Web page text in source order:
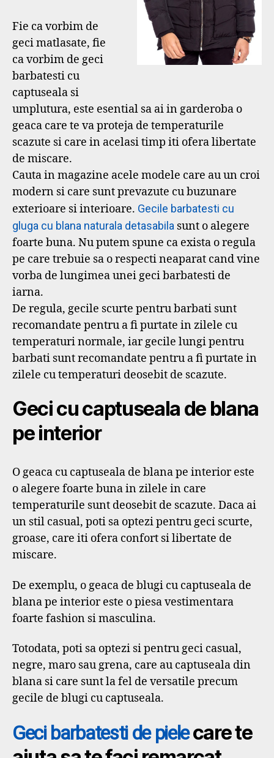
Fie ca vorbim de
geci matlasate, fie
ca vorbim de geci
barbatesti cu
captuseala si
umplutura, este esential sa ai in garderoba o
geaca care te va proteja de temperaturile
scazute si care in acelasi timp iti ofera libertate
de miscare.
Cauta in magazine acele modele care au un croi
modern si care sunt prevazute cu buzunare
exterioare si interioare. Gecile barbatesti cu
gluga cu blana naturala detasabila sunt o alegere
foarte buna. Nu putem spune ca exista o regula
pe care trebuie sa o respecti neaparat cand vine
vorba de lungimea unei geci barbatesti de
iarna.
De regula, gecile scurte pentru barbati sunt
recomandate pentru a fi purtate in zilele cu
temperaturi normale, iar gecile lungi pentru
barbati sunt recomandate pentru a fi purtate in
zilele cu temperaturi deosebit de scazute.
Geci cu captuseala de blana
pe interior
O geaca cu captuseala de blana pe interior este
o alegere foarte buna in zilele in care
temperaturile sunt deosebit de scazute. Daca ai
un stil casual, poti sa optezi pentru geci scurte,
groase, care iti ofera confort si libertate de
miscare.
De exemplu, o geaca de blugi cu captuseala de
blana pe interior este o piesa vestimentara
foarte fashion si masculina.
Totodata, poti sa optezi si pentru geci casual,
negre, maro sau grena, care au captuseala din
blana si care sunt la fel de versatile precum
gecile de blugi cu captuseala.
Geci barbatesti de pielecare te